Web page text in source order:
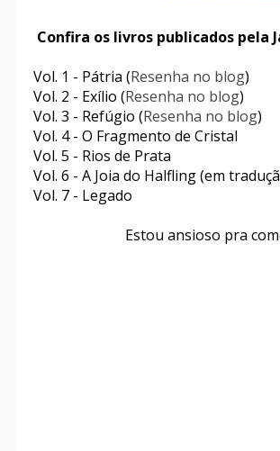
Confira os livros publicados pela
Vol. 1 - Pátria (Resenha no blog)
Vol. 2 - Exílio (Resenha no blog)
Vol. 3 - Refúgio (Resenha no blog)
Vol. 4 - O Fragmento de Cristal
Vol. 5 - Rios de Prata
Vol. 6 - A Joia do Halfling (em
Vol. 7 - Legado
Estou ansioso pra